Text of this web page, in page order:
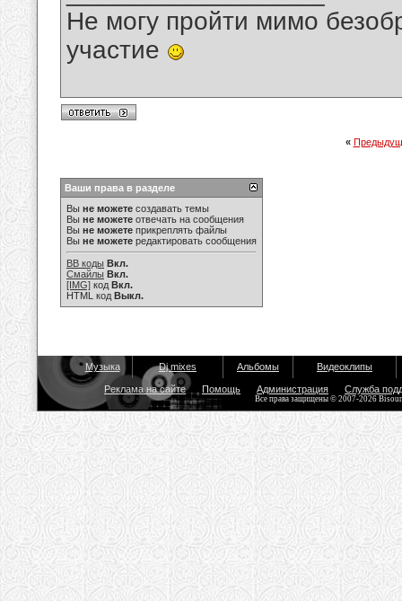
Не могу пройти мимо
участие
«
Ваши права в разделе
Вы не можете создавать темы
Вы не можете отвечать на сообщения
Вы не можете прикреплять файлы
Вы не можете редактировать сообщения
BB коды Вкл.
Смайлы Вкл.
[IMG] код Вкл.
HTML код Выкл.
Музыка Dj mixes Альбомы Видеоклипы
Реклама на сайте Помощь Администрация Служба
Все права защищены © 2007-2026